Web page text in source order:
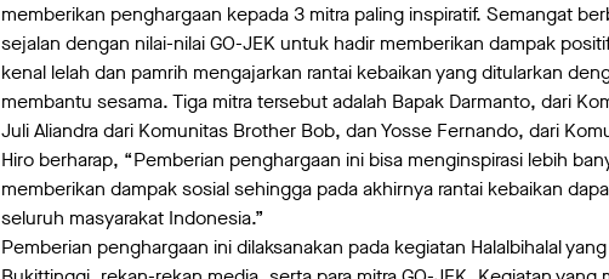
memberikan penghargaan kepada 3 mitra paling inspiratif. Semangat
sejalan dengan nilai-nilai GO-JEK untuk hadir memberikan dampak
kenal lelah dan pamrih mengajarkan rantai kebaikan yang ditularkan
membantu sesama. Tiga mitra tersebut adalah Bapak Darmanto, dari
Juli Aliandra dari Komunitas Brother Bob, dan Yosse Fernando, dari
Hiro berharap, “Pemberian penghargaan ini bisa menginspirasi lebih
memberikan dampak sosial sehingga pada akhirnya rantai kebaikan
seluruh masyarakat Indonesia.”
Pemberian penghargaan ini dilaksanakan pada kegiatan Halalbihalal